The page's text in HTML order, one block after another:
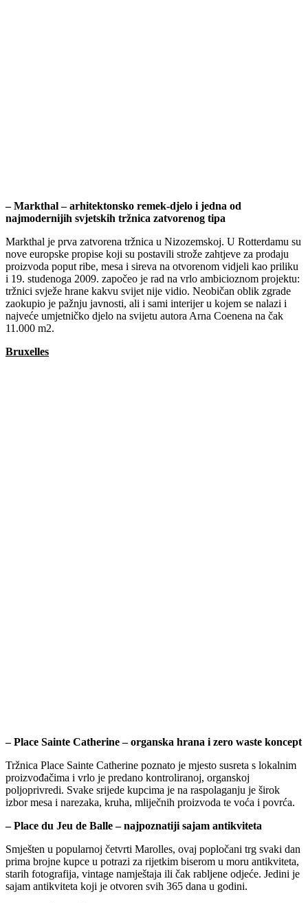
– Markthal – arhitektonsko remek-djelo i jedna od
najmodernijih svjetskih tržnica zatvorenog tipa
Markthal je prva zatvorena tržnica u Nizozemskoj. U Rotterdamu su
nove europske propise koji su postavili strože zahtjeve za prodaju
proizvoda poput ribe, mesa i sireva na otvorenom vidjeli kao priliku
i 19. studenoga 2009. započeo je rad na vrlo ambicioznom projektu:
tržnici svježe hrane kakvu svijet nije vidio. Neobičan oblik zgrade
zaokupio je pažnju javnosti, ali i sami interijer u kojem se nalazi i
najveće umjetničko djelo na svijetu autora Arna Coenena na čak
11.000 m2.
Bruxelles
– Place Sainte Catherine – organska hrana i zero waste koncept
Tržnica Place Sainte Catherine poznato je mjesto susreta s lokalnim
proizvođačima i vrlo je predano kontroliranoj, organskoj
poljoprivredi. Svake srijede kupcima je na raspolaganju je širok
izbor mesa i narezaka, kruha, mliječnih proizvoda te voća i povrća.
– Place du Jeu de Balle – najpoznatiji sajam antikviteta
Smješten u popularnoj četvrti Marolles, ovaj popločani trg svaki dan
prima brojne kupce u potrazi za rijetkim biserom u moru antikviteta,
starih fotografija, vintage namještaja ili čak rabljene odjeće. Jedini je
sajam antikviteta koji je otvoren svih 365 dana u godini.